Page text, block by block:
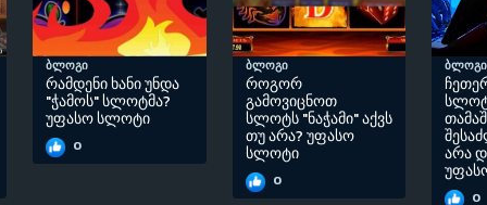
ბლოგი
რამდენი ხანი უნდა
"ჭამოს" სლოტმა?
უფასო სლოტი
0
ბლოგი
როგორ
გამოვიცნოთ
სლოტს "ნაჭამი" აქვს
თუ არა? უფასო
სლოტი
0
ბლოგი
არა
0